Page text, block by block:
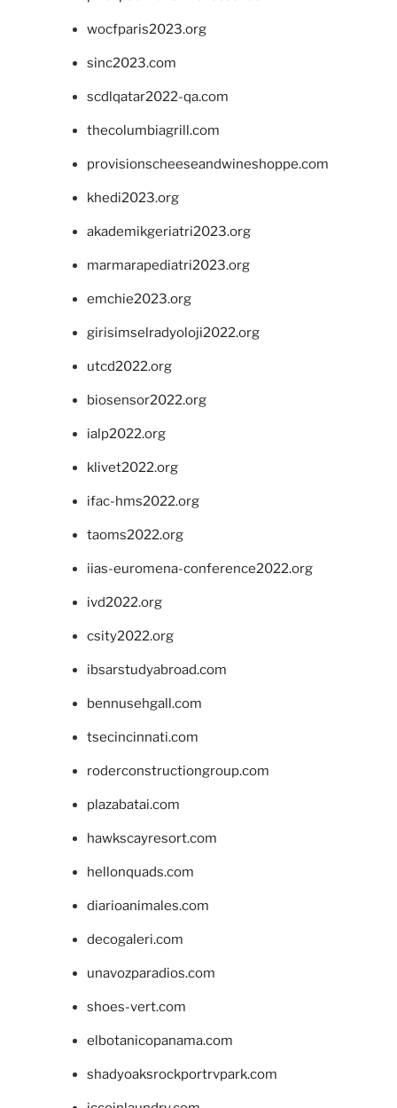
wocfparis2023.org
sinc2023.com
scdlqatar2022-qa.com
thecolumbiagrill.com
provisionscheeseandwineshoppe.com
khedi2023.org
akademikgeriatri2023.org
marmarapediatri2023.org
emchie2023.org
girisimselradyoloji2022.org
utcd2022.org
biosensor2022.org
ialp2022.org
klivet2022.org
ifac-hms2022.org
taoms2022.org
iias-euromena-conference2022.org
ivd2022.org
csity2022.org
ibsarstudyabroad.com
bennusehgall.com
tsecincinnati.com
roderconstructiongroup.com
plazabatai.com
hawkscayresort.com
hellonquads.com
diarioanimales.com
decogaleri.com
unavozparadios.com
shoes-vert.com
elbotanicopanama.com
shadyoaksrockportrvpark.com